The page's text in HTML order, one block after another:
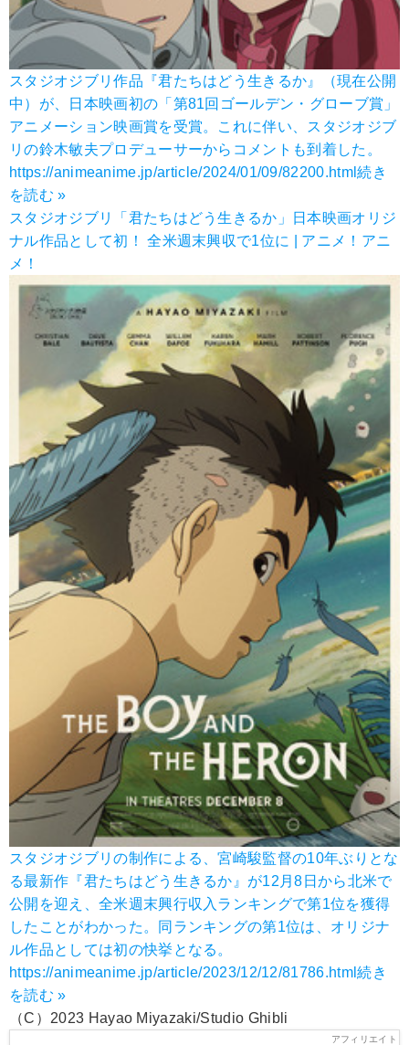
スタジオジブリ作品『君たちはどう生きるか』（現在公開
中）が、日本映画初の「第81回ゴールデン・グローブ賞」
アニメーション映画賞を受賞。これに伴い、スタジオジブ
リの鈴木敏夫プロデューサーからコメントも到着した。
https://animeanime.jp/article/2024/01/09/82200.html続き
を読む »
スタジオジブリ「君たちはどう生きるか」日本映画オリジ
ナル作品として初！ 全米週末興収で1位に | アニメ！アニ
メ！
スタジオジブリの制作による、宮崎駿監督の10年ぶりとな
る最新作『君たちはどう生きるか』が12月8日から北米で
公開を迎え、全米週末興行収入ランキングで第1位を獲得
したことがわかった。同ランキングの第1位は、オリジナ
ル作品としては初の快挙となる。
https://animeanime.jp/article/2023/12/12/81786.html続き
を読む »
（C）2023 Hayao Miyazaki/Studio Ghibli